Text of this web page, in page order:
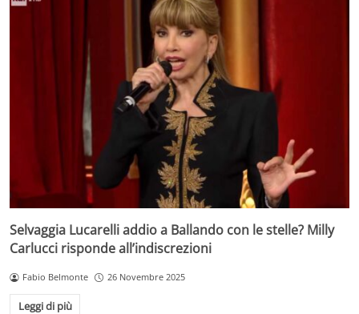
Selvaggia Lucarelli addio a Ballando con le stelle? Milly
Carlucci risponde all’indiscrezioni
Fabio Belmonte 26 Novembre 2025
Leggi di più